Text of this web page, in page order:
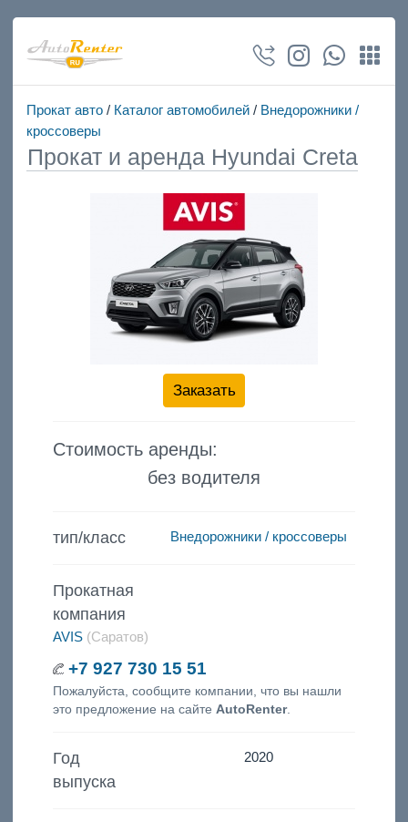
Прокат авто/ Каталог автомобилей/ Внедорожники /
кроссоверы
Прокат и аренда Hyundai Creta
Заказать
Стоимость аренды:
без водителя
тип/класс Внедорожники / кроссоверы
Прокатная
компания
AVIS(Саратов)
+7 927 730 15 51
Пожалуйста, сообщите компании, что вы нашли
это предложение на сайте AutoRenter.
Год
выпуска
2020